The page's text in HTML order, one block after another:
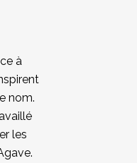
à
nom.
les